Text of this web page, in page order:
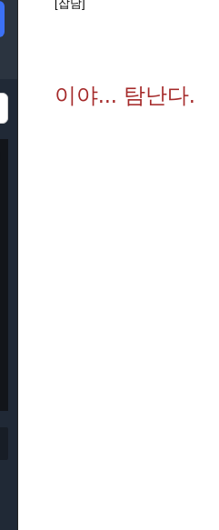
[잡담]
이야... 탐난다.